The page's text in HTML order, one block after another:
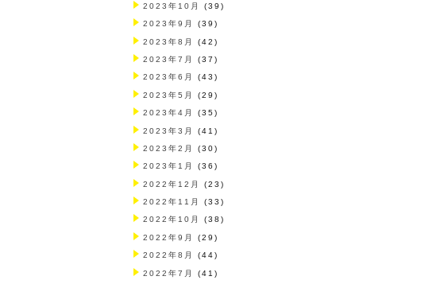
2023年10月 (39)
2023年9月 (39)
2023年8月 (42)
2023年7月 (37)
2023年6月 (43)
2023年5月 (29)
2023年4月 (35)
2023年3月 (41)
2023年2月 (30)
2023年1月 (36)
2022年12月 (23)
2022年11月 (33)
2022年10月 (38)
2022年9月 (29)
2022年8月 (44)
2022年7月 (41)